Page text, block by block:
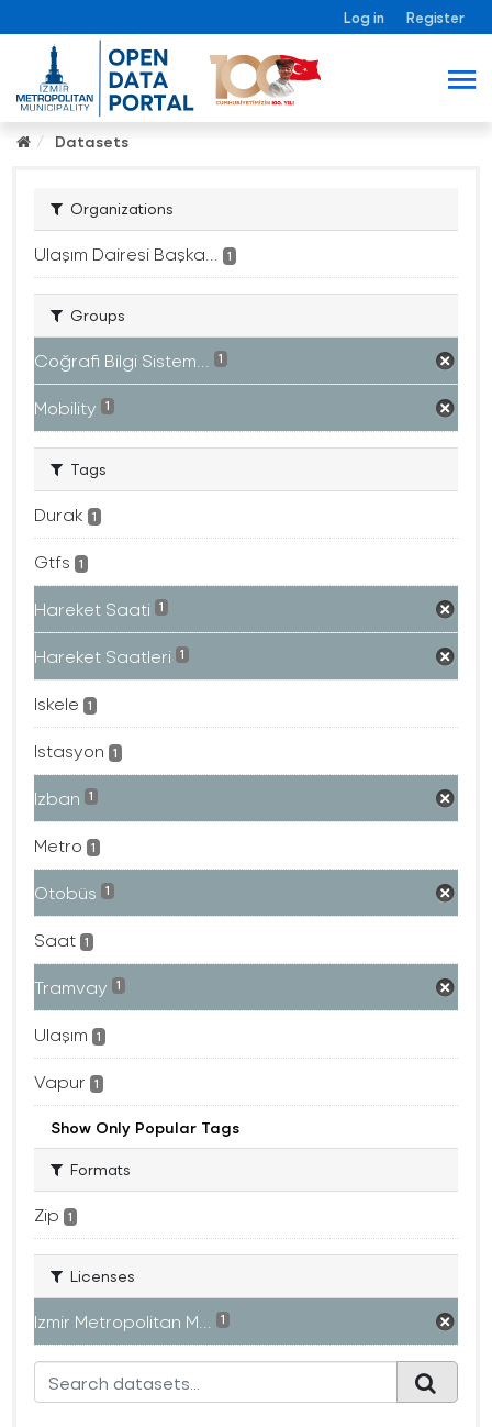
Log in Register
Datasets
Organizations
Ulaşım Dairesi Başka... 1
Groups
Coğrafi Bilgi Sistem... 1
Mobility 1
Tags
Durak 1
Gtfs 1
Hareket Saati 1
Hareket Saatleri 1
Iskele 1
Istasyon 1
Izban 1
Metro 1
Otobüs 1
Saat 1
Tramvay 1
Ulaşım 1
Vapur 1
Show Only Popular Tags
Formats
Zip 1
Licenses
Izmir Metropolitan M... 1